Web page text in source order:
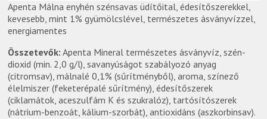
Apenta Málna enyhén szénsavas üdítőital, édesítőszerekkel,
kevesebb, mint 1% gyümölcslével, természetes ásványvízzel,
energiamentes
Összetevők: Apenta Mineral természetes ásványvíz, szén-
dioxid (min. 2,0 g/l), savanyúságot szabályozó anyag
(citromsav), málnalé 0,1% (sűrítményből), aroma, színező
élelmiszer (feketerépalé sűrítmény), édesítőszerek
(ciklamátok, aceszulfám K és szukralóz), tartósítószerek
(nátrium-benzoát, kálium-szorbát), antioxidáns (aszkorbinsav).